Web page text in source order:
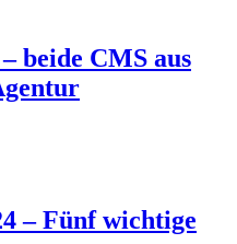
beide CMS aus
– Fünf wichtige